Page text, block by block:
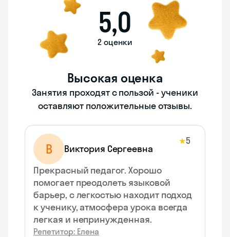
5,0
2 оценки
Высокая оценка
Занятия проходят с пользой - ученики
оставляют положительные отзывы.
В Виктория Сергеевна
★5
Прекрасный педагог. Хорошо
помогает преодолеть языковой
барьер, с легкостью находит подход
к ученику, атмосфера урока всегда
легкая и непринужденная.
Репетитор: Елена